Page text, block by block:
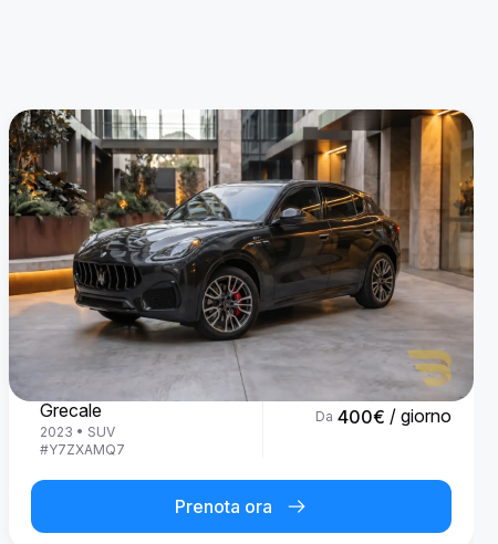
Grecale
2023 • SUV
#Y7ZXAMQ7
Da 400€ / giorno
Prenota ora